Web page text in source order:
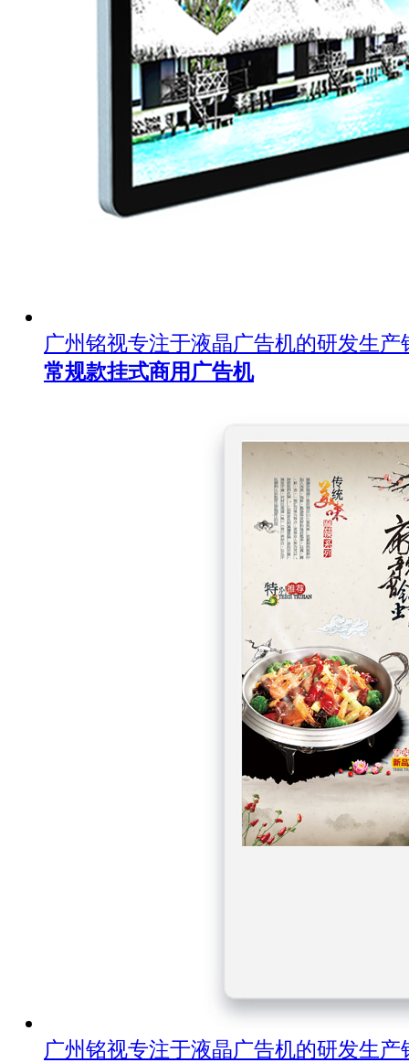
广州铭视专注于液晶广告机的研发生
常规款挂式商用广告机
广州铭视专注于液晶广告机的研发生